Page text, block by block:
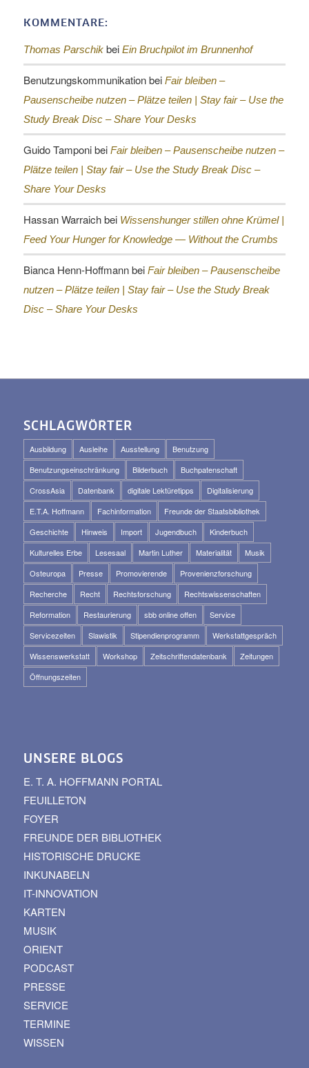
KOMMENTARE:
Thomas Parschikbei Ein Bruchpilot im Brunnenhof
Benutzungskommunikationbei Fair bleiben –
Pausenscheibe nutzen – Plätze teilen | Stay fair – Use the
Study Break Disc – Share Your Desks
Guido Tamponibei Fair bleiben – Pausenscheibe nutzen –
Plätze teilen | Stay fair – Use the Study Break Disc –
Share Your Desks
Hassan Warraichbei Wissenshunger stillen ohne Krümel |
Feed Your Hunger for Knowledge — Without the Crumbs
Bianca Henn-Hoffmannbei Fair bleiben – Pausenscheibe
nutzen – Plätze teilen | Stay fair – Use the Study Break
Disc – Share Your Desks
SCHLAGWÖRTER
Ausbildung Ausleihe Ausstellung
Benutzung
Benutzungseinschränkung
Bilderbuch
Buchpatenschaft
CrossAsia
Datenbank digitale Lektüretipps
Digitalisierung
E.T.A. Hoffmann
Fachinformation
Freunde der Staatsbibliothek
Geschichte
Hinweis Import Jugendbuch
Kinderbuch
Kulturelles Erbe
Lesesaal Martin Luther Materialität
Musik
Osteuropa
Presse Promovierende
Provenienzforschung
Recherche
Recht Rechtsforschung
Rechtswissenschaften
Reformation
Restaurierung sbb online offen
Service
Servicezeiten
Slawistik Stipendienprogramm
Werkstattgespräch
Wissenswerkstatt
Workshop Zeitschriftendatenbank
Zeitungen
Öffnungszeiten
UNSERE BLOGS
E. T. A. HOFFMANN PORTAL
FEUILLETON
FOYER
FREUNDE DER BIBLIOTHEK
HISTORISCHE DRUCKE
INKUNABELN
IT-INNOVATION
KARTEN
MUSIK
ORIENT
PODCAST
PRESSE
SERVICE
TERMINE
WISSEN